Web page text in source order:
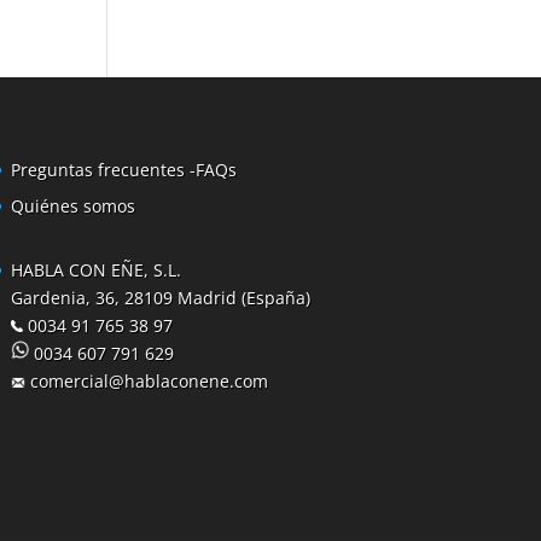
Preguntas frecuentes -FAQs
Quiénes somos
HABLA CON EÑE, S.L.
Gardenia, 36, 28109 Madrid (España)
0034 91 765 38 97
0034 607 791 629
comercial@hablaconene.com